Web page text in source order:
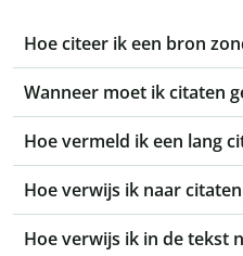
Hoe citeer ik een bron
Wanneer moet ik citaten
Hoe vermeld ik een lang
Hoe verwijs ik naar
Hoe verwijs ik in de tekst